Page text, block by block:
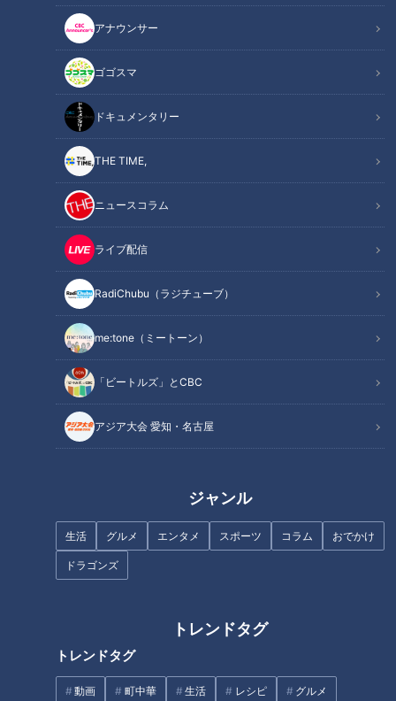
アナウンサー
ゴゴスマ
ドキュメンタリー
THE TIME,
ニュースコラム
ライブ配信
RadiChubu（ラジチューブ）
me:tone（ミートーン）
「ビートルズ」とCBC
アジア大会 愛知・名古屋
ジャンル
生活 グルメ エンタメ スポーツ コラム おでかけ
ドラゴンズ
トレンドタグ
トレンドタグ
動画 町中華 生活 レシピ グルメ
記事に戻る
この記事を見たあなたへのおすすめ
友廣アナの自転車旅｜知多半島
から渥美半島の先端へ！新シリ
ーズ始動 125kmの自転車旅！
【チャント！特集】
安藤渚七、10年憧れた『君の名
は。』の聖地で言葉を失う
ーゼ」の店名に顔を赤らめる？
つボイノリオの長寿番組、審議
｜雨の愛知・東海市でお宝探し
り着いたボリューム満点ランチ